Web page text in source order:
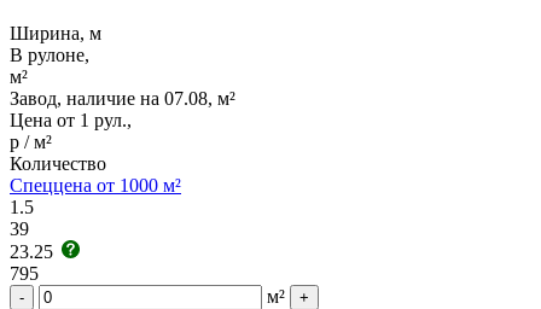
Ширина, м
В рулоне,
м²
Завод, наличие на 07.08, м²
Цена от 1 рул.,
р / м²
Количество
Спеццена от 1000 м²
1.5
39
23.25
795
- м² +